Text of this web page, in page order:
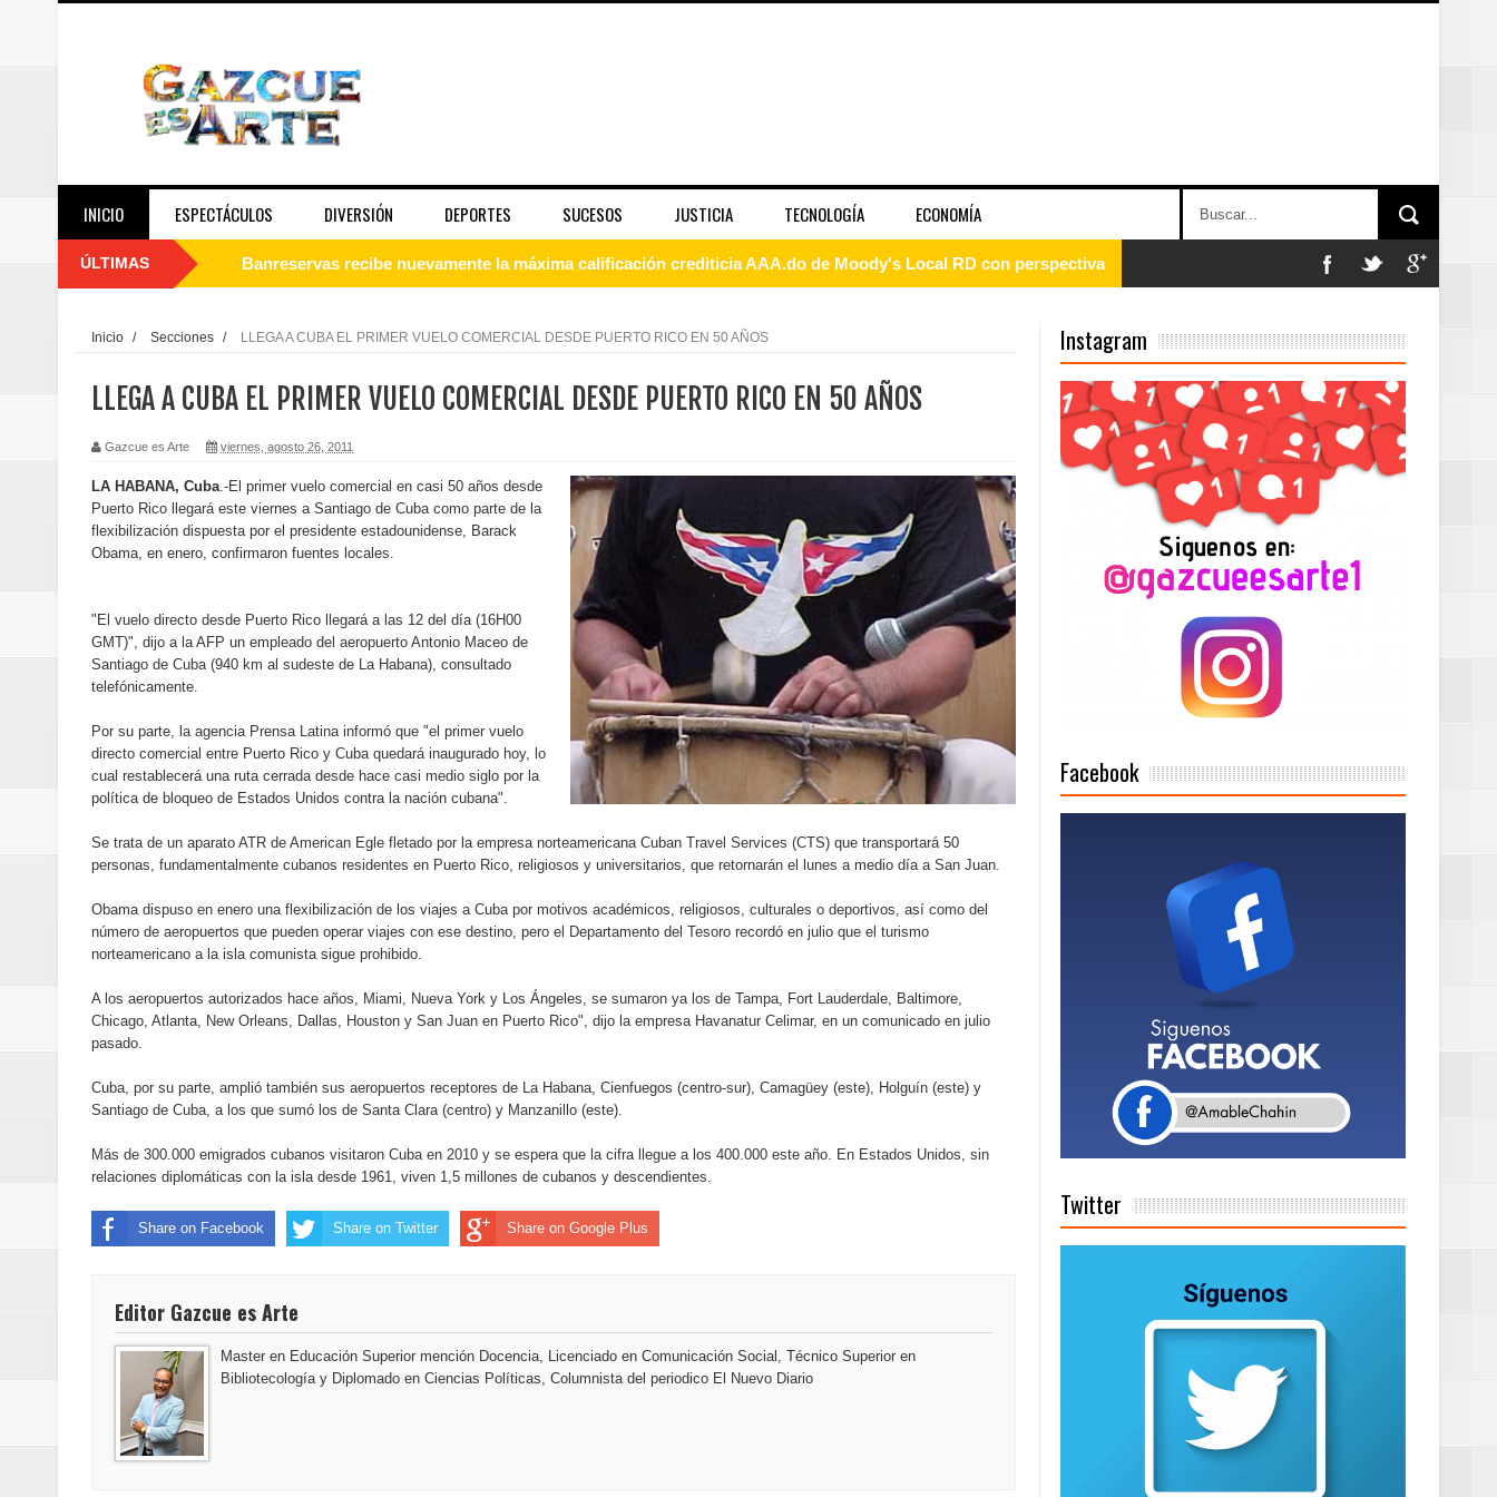
INICIO ESPECTÁCULOS DIVERSIÓN DEPORTES SUCESOS JUSTICIA TECNOLOGÍA ECONOMÍA
ÚLTIMAS Juan Luis Guerra se acompaña del coro “Más que Vencedores” y nos regala el “Canto a la Patria” en la clausura
Embajada dominicana en Francia y Banreservas lanzan convocatoria para residencias artísticas en París
Pavel Núñez y su Bipolarband deslumbran con una noche de fusiones e invitados de lujo en el Hard Rock Café
Banreservas y Banco Popular abordan retos y oportunidades del sistema financiero nacional
“Los Rechazados 2” llega a los cines impulsada por la franquicia dominicana más taquillera del 2025
Designan a Angelina Biviana Riveiro como vicepresidenta ejecutiva de Fiduciaria Reservas
Humano Seguros inaugura nueva localidad de Oficina Regional Este en La Romana
Banreservas destina RD$5,000 millones para emprendedoras en la segunda edición del Summit Mujer Pymes
Sexappeal celebra 25 años de trayectoria artística con nuevo álbum, renovación de su equipo y conciertos
Maridalia Hernández y El Canario se unen al regreso de Pavel Núñez y su “Bipolarband” a Hard Rock Café Santo
Domingo
Doctor Leonardo Aguilera afirma que Banreservas seguirá impulsando la seguridad alimentaria tras salida de RD
del mapa del hambre
Banreservas inaugura oficina en el Centro de Retención de Vehículos de Pedro Brand
SEPROI obtiene certificación ISO 37001 y se convierte en la primera empresa del sector con Sistema de Gestión
Antisoborno certificado
minutos
La Orquesta Sinfónica Nacional y el Coro Nacional Dominicano pondrán su sello a la Ceremonia Centenaria bajo
Inicio / Secciones / LLEGA A CUBA EL PRIMER VUELO COMERCIAL DESDE PUERTO RICO EN 50 AÑOS
LLEGA A CUBA EL PRIMER VUELO COMERCIAL DESDE PUERTO RICO EN 50 AÑOS
Gazcue es Arte viernes, agosto 26, 2011
LA HABANA, Cuba.-El primer vuelo comercial en casi 50 años desde
Puerto Rico llegará este viernes a Santiago de Cuba como parte de la
flexibilización dispuesta por el presidente estadounidense, Barack
Obama, en enero, confirmaron fuentes locales.
"El vuelo directo desde Puerto Rico llegará a las 12 del día (16H00
GMT)", dijo a la AFP un empleado del aeropuerto Antonio Maceo de
Santiago de Cuba (940 km al sudeste de La Habana), consultado
telefónicamente.
Por su parte, la agencia Prensa Latina informó que "el primer vuelo
directo comercial entre Puerto Rico y Cuba quedará inaugurado hoy, lo
cual restablecerá una ruta cerrada desde hace casi medio siglo por la
política de bloqueo de Estados Unidos contra la nación cubana".
Se trata de un aparato ATR de American Egle fletado por la empresa norteamericana Cuban Travel Services (CTS) que transportará 50
personas, fundamentalmente cubanos residentes en Puerto Rico, religiosos y universitarios, que retornarán el lunes a medio día a San Juan.
Obama dispuso en enero una flexibilización de los viajes a Cuba por motivos académicos, religiosos, culturales o deportivos, así como del
número de aeropuertos que pueden operar viajes con ese destino, pero el Departamento del Tesoro recordó en julio que el turismo
norteamericano a la isla comunista sigue prohibido.
A los aeropuertos autorizados hace años, Miami, Nueva York y Los Ángeles, se sumaron ya los de Tampa, Fort Lauderdale, Baltimore,
Chicago, Atlanta, New Orleans, Dallas, Houston y San Juan en Puerto Rico", dijo la empresa Havanatur Celimar, en un comunicado en julio
pasado.
Cuba, por su parte, amplió también sus aeropuertos receptores de La Habana, Cienfuegos (centro-sur), Camagüey (este), Holguín (este) y
Santiago de Cuba, a los que sumó los de Santa Clara (centro) y Manzanillo (este).
Más de 300.000 emigrados cubanos visitaron Cuba en 2010 y se espera que la cifra llegue a los 400.000 este año. En Estados Unidos, sin
relaciones diplomáticas con la isla desde 1961, viven 1,5 millones de cubanos y descendientes.
Share on Facebook Share on Twitter Share on Google Plus
Editor Gazcue es Arte
Master en Educación Superior mención Docencia, Licenciado en Comunicación Social, Técnico Superior en
Bibliotecología y Diplomado en Ciencias Políticas, Columnista del periodico El Nuevo Diario
Instagram
Facebook
Twitter